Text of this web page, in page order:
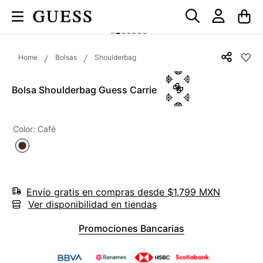
Bolsas Shoulderbag
Bolsa Shoulderbag Guess Carrie
Color: Café
Envío gratis en compras desde $1,799 MXN
Ver disponibilidad en tiendas
Promociones Bancarias